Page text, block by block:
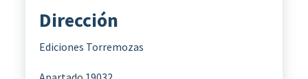
Dirección
Ediciones Torremozas